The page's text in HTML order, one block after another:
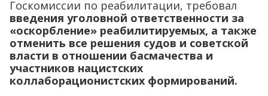
Госкомиссии по реабилитации, требовал
введения уголовной ответственности за
«оскорбление» реабилитируемых, а также
отменить все решения судов и советской
власти в отношении басмачества и
участников нацистских
коллаборационистских формирований.